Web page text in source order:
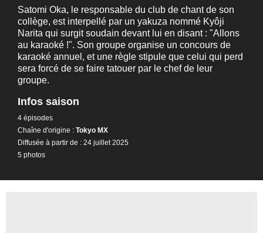
Satomi Oka, le responsable du club de chant de son
collège, est interpellé par un yakuza nommé Kyôji
Narita qui surgit soudain devant lui en disant : "Allons
au karaoké !". Son groupe organise un concours de
karaoké annuel, et une règle stipule que celui qui perd
sera forcé de se faire tatouer par le chef de leur
groupe.
Infos saison
4 épisodes
Chaîne d'origine : Tokyo MX
Diffusée à partir de : 24 juillet 2025
5 photos